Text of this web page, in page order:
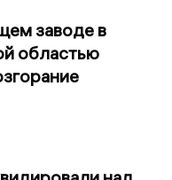
заводе в
областью